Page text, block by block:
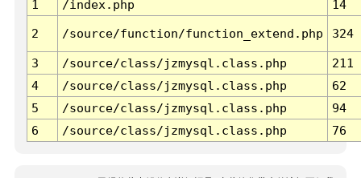
1
/index.php 14
2 /source/function/function_extend.php 324
3 /source/class/jzmysql.class.php
211
4
/source/class/jzmysql.class.php
62
5
/source/class/jzmysql.class.php
94
6
/source/class/jzmysql.class.php 76